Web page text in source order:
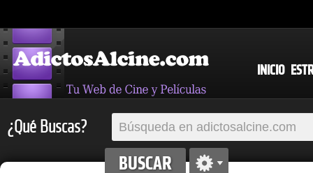
INICIO
¿Qué Buscas?